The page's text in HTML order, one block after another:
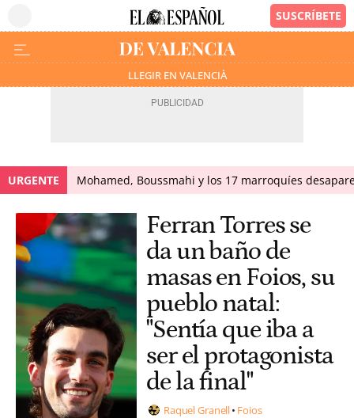
LLEGIR EN VALENCIÀ
URGENTE Mohamed, Boussmahi y los 17 marroquíes
Ferran Torres se
da un baño de
masas en Foios, su
pueblo natal:
"Sentía que iba a
ser el protagonista
de la final"
Raquel Granell Foios